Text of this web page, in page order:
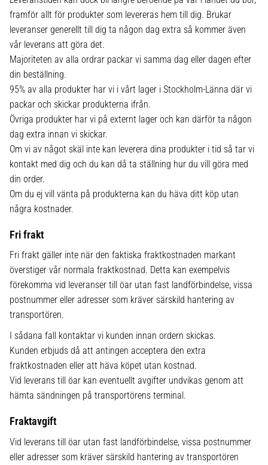
framför allt för produkter som levereras hem till dig. Brukar
leveranser generellt till dig ta någon dag extra så kommer även
vår leverans att göra det.
Majoriteten av alla ordrar packar vi samma dag eller dagen efter
din beställning.
95% av alla produkter har vi i vårt lager i Stockholm-Länna där vi
packar och skickar produkterna ifrån.
Övriga produkter har vi på externt lager och kan därför ta någon
dag extra innan vi skickar.
Om vi av något skäl inte kan leverera dina produkter i tid så tar vi
kontakt med dig och du kan då ta ställning hur du vill göra med
din order.
Om du ej vill vänta på produkterna kan du häva ditt köp utan
några kostnader.
Fri frakt
Fri frakt gäller inte när den faktiska fraktkostnaden markant
överstiger vår normala fraktkostnad. Detta kan exempelvis
förekomma vid leveranser till öar utan fast landförbindelse, vissa
postnummer eller adresser som kräver särskild hantering av
transportören.
I sådana fall kontaktar vi kunden innan ordern skickas.
Kunden erbjuds då att antingen acceptera den extra
fraktkostnaden eller att häva köpet utan kostnad.
Vid leverans till öar kan eventuellt avgifter undvikas genom att
hämta sändningen på transportörens terminal.
Fraktavgift
Vid leverans till öar utan fast landförbindelse, vissa postnummer
eller adresser som kräver särskild hantering av transportören